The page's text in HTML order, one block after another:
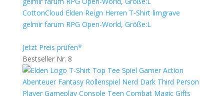
CottonCloud Elden Reign Herren T-Shirt limgrave
gelmir farum RPG Open-World, Größe:L
Jetzt Preis prüfen*
Bestseller Nr. 8